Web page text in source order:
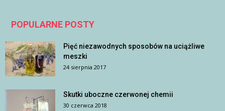
POPULARNE POSTY
Pięć niezawodnych sposobów na uciążliwe
meszki
24 sierpnia 2017
Skutki uboczne czerwonej chemii
30 czerwca 2018